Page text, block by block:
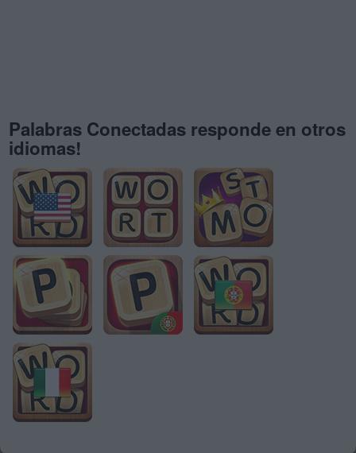
Palabras Conectadas responde en otros
idiomas!